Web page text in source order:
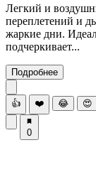
Легкий и
переплетений и
жаркие дни.
подчеркивает...
Подробнее
👍 ❤️ 😂 😍
0